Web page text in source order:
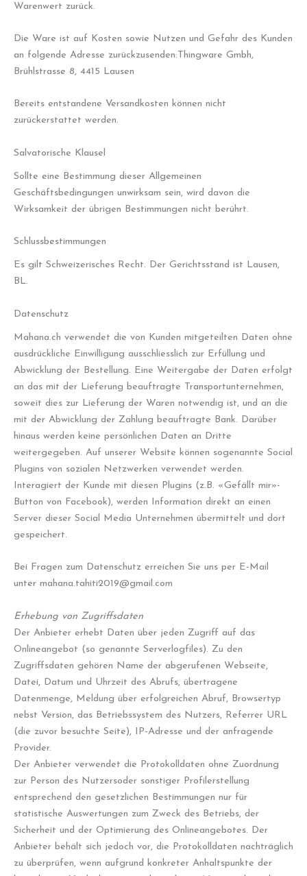
Warenwert zurück.
Die Ware ist auf Kosten sowie Nutzen und Gefahr des Kunden
an folgende Adresse zurückzusenden:Thingware Gmbh,
Brühlstrasse 8, 4415 Lausen
Bereits entstandene Versandkosten können nicht
zurückerstattet werden.
Salvatorische Klausel
Sollte eine Bestimmung dieser Allgemeinen
Geschäftsbedingungen unwirksam sein, wird davon die
Wirksamkeit der übrigen Bestimmungen nicht berührt.
Schlussbestimmungen
Es gilt Schweizerisches Recht. Der Gerichtsstand ist Lausen,
BL.
Datenschutz
Mahana.ch verwendet die von Kunden mitgeteilten Daten ohne
ausdrückliche Einwilligung ausschliesslich zur Erfüllung und
Abwicklung der Bestellung. Eine Weitergabe der Daten erfolgt
an das mit der Lieferung beauftragte Transportunternehmen,
soweit dies zur Lieferung der Waren notwendig ist, und an die
mit der Abwicklung der Zahlung beauftragte Bank. Darüber
hinaus werden keine persönlichen Daten an Dritte
weitergegeben. Auf unserer Website können sogenannte Social
Plugins von sozialen Netzwerken verwendet werden.
Interagiert der Kunde mit diesen Plugins (z.B. «Gefällt mir»-
Button von Facebook), werden Information direkt an einen
Server dieser Social Media Unternehmen übermittelt und dort
gespeichert.
Bei Fragen zum Datenschutz erreichen Sie uns per E-Mail
unter mahana.tahiti2019@gmail.com
Erhebung von Zugriffsdaten
Der Anbieter erhebt Daten über jeden Zugriff auf das
Onlineangebot (so genannte Serverlogfiles). Zu den
Zugriffsdaten gehören Name der abgerufenen Webseite,
Datei, Datum und Uhrzeit des Abrufs, übertragene
Datenmenge, Meldung über erfolgreichen Abruf, Browsertyp
nebst Version, das Betriebssystem des Nutzers, Referrer URL
(die zuvor besuchte Seite), IP-Adresse und der anfragende
Provider.
Der Anbieter verwendet die Protokolldaten ohne Zuordnung
zur Person des Nutzersoder sonstiger Profilerstellung
entsprechend den gesetzlichen Bestimmungen nur für
statistische Auswertungen zum Zweck des Betriebs, der
Sicherheit und der Optimierung des Onlineangebotes. Der
Anbieter behält sich jedoch vor, die Protokolldaten nachträglich
zu überprüfen, wenn aufgrund konkreter Anhaltspunkte der